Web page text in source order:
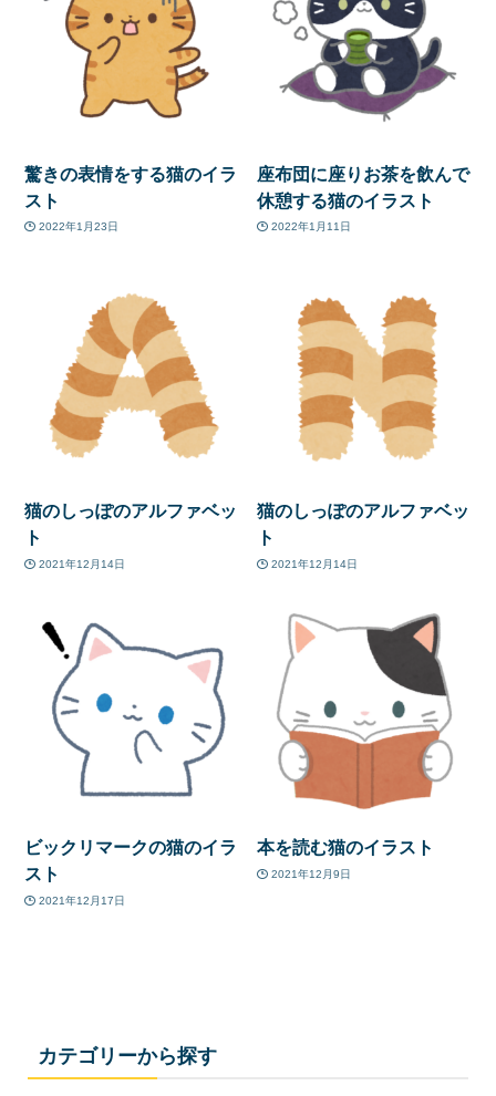
驚きの表情をする猫のイラ
スト
2022年1月23日
座布団に座りお茶を飲んで
休憩する猫のイラスト
2022年1月11日
猫のしっぽのアルファベッ
ト
2021年12月14日
猫のしっぽのアルファベッ
ト
2021年12月14日
ビックリマークの猫のイラ
スト
2021年12月17日
本を読む猫のイラスト
2021年12月9日
カテゴリーから探す